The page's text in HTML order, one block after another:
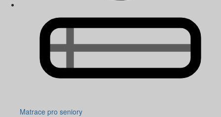
Matrace pro seniory